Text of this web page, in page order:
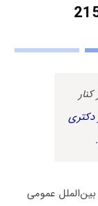
دکتری
بین‌الملل عمومی